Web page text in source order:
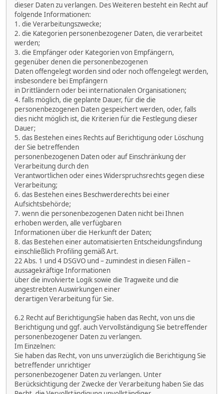
dieser Daten zu verlangen. Des Weiteren besteht ein Recht auf
folgende Informationen:
1. die Verarbeitungszwecke;
2. die Kategorien personenbezogener Daten, die verarbeitet
werden;
3. die Empfänger oder Kategorien von Empfängern,
gegenüber denen die personenbezogenen
Daten offengelegt worden sind oder noch offengelegt werden,
insbesondere bei Empfängern
in Drittländern oder bei internationalen Organisationen;
4. falls möglich, die geplante Dauer, für die die
personenbezogenen Daten gespeichert werden, oder, falls
dies nicht möglich ist, die Kriterien für die Festlegung dieser
Dauer;
5. das Bestehen eines Rechts auf Berichtigung oder Löschung
der Sie betreffenden
personenbezogenen Daten oder auf Einschränkung der
Verarbeitung durch den
Verantwortlichen oder eines Widerspruchsrechts gegen diese
Verarbeitung;
6. das Bestehen eines Beschwerderechts bei einer
Aufsichtsbehörde;
7. wenn die personenbezogenen Daten nicht bei Ihnen
erhoben werden, alle verfügbaren
Informationen über die Herkunft der Daten;
8. das Bestehen einer automatisierten Entscheidungsfindung
einschließlich Profiling gemäß Art.
22 Abs. 1 und 4 DSGVO und – zumindest in diesen Fällen –
aussagekräftige Informationen
über die involvierte Logik sowie die Tragweite und die
angestrebten Auswirkungen einer
derartigen Verarbeitung für Sie.
6.2 Recht auf BerichtigungSie haben das Recht, von uns die
Berichtigung und ggf. auch Vervollständigung Sie betreffender
personenbezogener Daten zu verlangen.
Im Einzelnen:
Sie haben das Recht, von uns unverzüglich die Berichtigung Sie
betreffender unrichtiger
personenbezogener Daten zu verlangen. Unter
Berücksichtigung der Zwecke der Verarbeitung haben Sie das